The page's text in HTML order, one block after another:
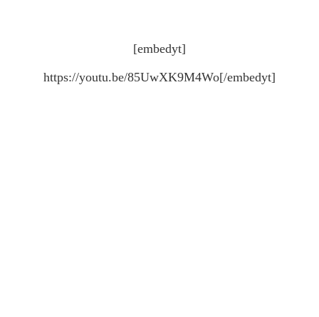
[embedyt]
https://youtu.be/85UwXK9M4Wo[/embedyt]